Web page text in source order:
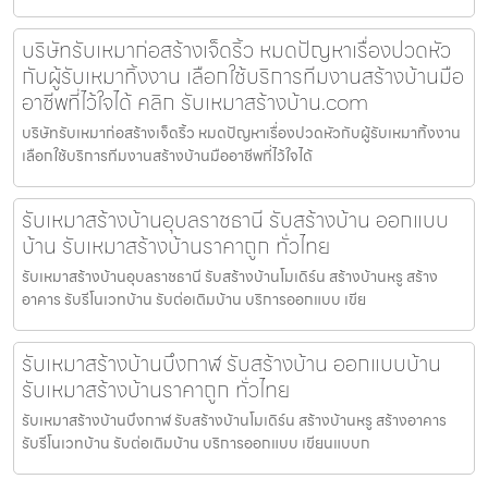
บริษัทรับเหมาก่อสร้างเจ็ดริ้ว หมดปัญหาเรื่องปวดหัว
กับผู้รับเหมาทิ้งงาน เลือกใช้บริการทีมงานสร้างบ้านมือ
อาชีพที่ไว้ใจได้ คลิก รับเหมาสร้างบ้าน.com
บริษัทรับเหมาก่อสร้างเจ็ดริ้ว หมดปัญหาเรื่องปวดหัวกับผู้รับเหมาทิ้งงาน
เลือกใช้บริการทีมงานสร้างบ้านมืออาชีพที่ไว้ใจได้
รับเหมาสร้างบ้านอุบลราชธานี รับสร้างบ้าน ออกแบบ
บ้าน รับเหมาสร้างบ้านราคาถูก ทั่วไทย
รับเหมาสร้างบ้านอุบลราชธานี รับสร้างบ้านโมเดิร์น สร้างบ้านหรู สร้าง
อาคาร รับรีโนเวทบ้าน รับต่อเติมบ้าน บริการออกแบบ เขีย
รับเหมาสร้างบ้านบึงกาฬ รับสร้างบ้าน ออกแบบบ้าน
รับเหมาสร้างบ้านราคาถูก ทั่วไทย
รับเหมาสร้างบ้านบึงกาฬ รับสร้างบ้านโมเดิร์น สร้างบ้านหรู สร้างอาคาร
รับรีโนเวทบ้าน รับต่อเติมบ้าน บริการออกแบบ เขียนแบบก